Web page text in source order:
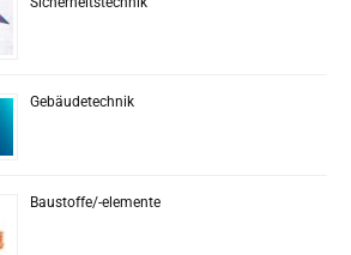
Gebäudetechnik
Baustoffe/-elemente